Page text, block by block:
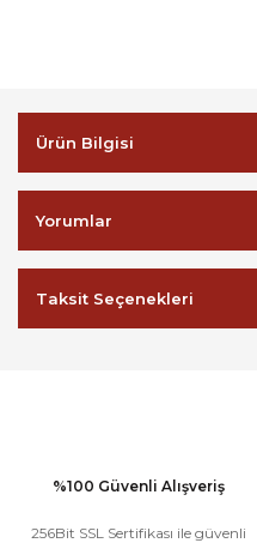
Ürün Bilgisi
Yorumlar
Taksit Seçenekleri
%100 Güvenli Alışveriş
256Bit SSL Sertifikası ile güvenli